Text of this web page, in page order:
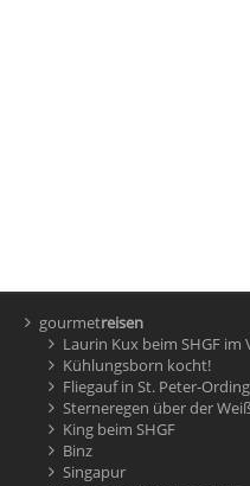
gourmetreisen
Laurin Kux beim SHGF im
Kühlungsborn kocht!
Fliegauf in St. Peter-Ording
Sterneregen über der
King beim SHGF
Binz
Singapur